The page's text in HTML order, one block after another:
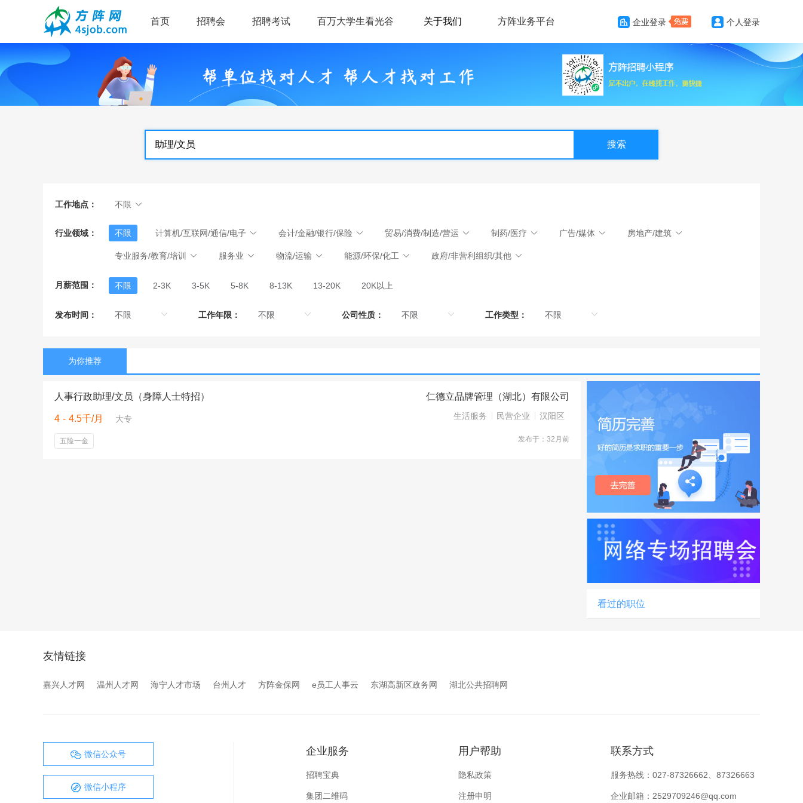
首页 招聘会 招聘考试 百万大学生看光谷 关于我们 方阵业务平台 企业登录 个人登录
搜索
工作地点： 不限
行业领域： 不限 计算机/互联网/通信/电子 会计/金融/银行/保险 贸易/消费/制造/营运 制药/医疗 广告/媒体 房地产/建筑
专业服务/教育/培训 服务业 物流/运输 能源/环保/化工 政府/非营利组织/其他
月薪范围： 不限 2-3K 3-5K 5-8K 8-13K 13-20K 20K以上
发布时间： 工作年限： 公司性质： 工作类型：
为你推荐
人事行政助理/文员（身障人士特招）
4 - 4.5千/月 大专
五险一金
仁德立品牌管理（湖北）有限公司
生活服务 民营企业 汉阳区
发布于：32月前
看过的职位
友情链接
嘉兴人才网 温州人才网 海宁人才市场 台州人才 方阵金保网 e员工人事云 东湖高新区政务网 湖北公共招聘网
微信公众号
微信小程序
企业服务
招聘宝典
集团二维码
用户帮助
隐私政策
注册申明
联系方式
服务热线：027-87326662、87326663
企业邮箱：2529709246@qq.com